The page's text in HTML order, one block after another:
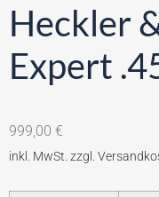
Heckler
Expert
999,00 €